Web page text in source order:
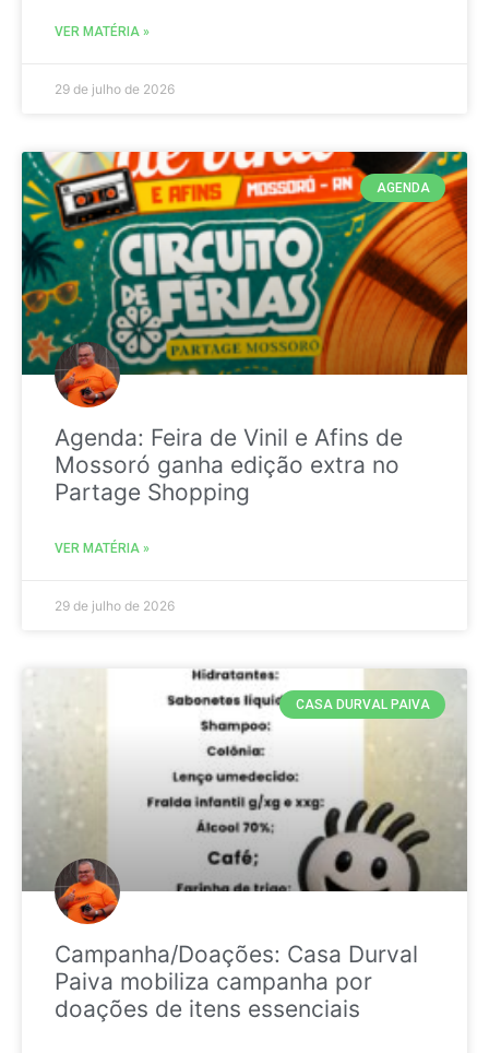
VER MATÉRIA »
29 de julho de 2026
AGENDA
Agenda: Feira de Vinil e Afins de
Mossoró ganha edição extra no
Partage Shopping
VER MATÉRIA »
29 de julho de 2026
CASA DURVAL PAIVA
Campanha/Doações: Casa Durval
Paiva mobiliza campanha por
doações de itens essenciais